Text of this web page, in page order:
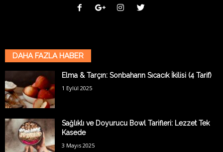
DAHA FAZLA HABER
Elma & Tarçın: Sonbaharın Sıcacık İkilisi (4 Tarif)
1 Eylül 2025
Sağlıklı ve Doyurucu Bowl Tarifleri: Lezzet Tek
Kasede
3 Mayıs 2025